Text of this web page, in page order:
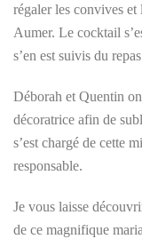
régaler les convives et
Aumer. Le cocktail
s’en est suivis du
Déborah et Quentin
décoratrice afin de
s’est chargé de cette
responsable.
Je vous laisse
de ce magnifique